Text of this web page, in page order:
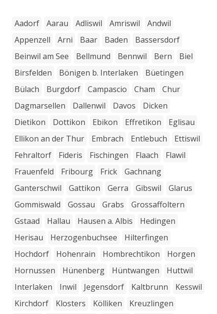
Aadorf Aarau Adliswil Amriswil
Andwil
Appenzell
Arni Baar Baden
Bassersdorf
Beinwil am See
Bellmund Bennwil Bern
Biel
Birsfelden
Bönigen b. Interlaken
Büetingen
Bülach
Burgdorf Campascio Cham
Chur
Dagmarsellen
Dallenwil Davos
Dicken
Dietikon
Dottikon Ebikon Effretikon
Eglisau
Ellikon an der Thur
Embrach Entlebuch
Ettiswil
Fehraltorf
Fideris Fischingen Flaach
Flawil
Frauenfeld
Fribourg Frick
Gachnang
Ganterschwil
Gattikon Gerra Gibswil
Glarus
Gommiswald
Gossau Grabs
Grossaffoltern
Gstaad
Hallau Hausen a. Albis
Hedingen
Herisau
Herzogenbuchsee
Hilterfingen
Hochdorf
Hohenrain Hombrechtikon
Horgen
Hornussen
Hünenberg Hüntwangen
Huttwil
Interlaken
Inwil Jegensdorf Kaltbrunn
Kesswil
Kirchdorf
Klosters Kölliken
Kreuzlingen